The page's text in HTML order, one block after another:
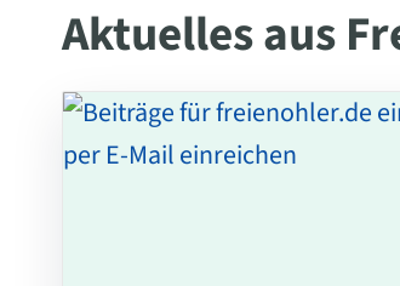
Aktuelles aus